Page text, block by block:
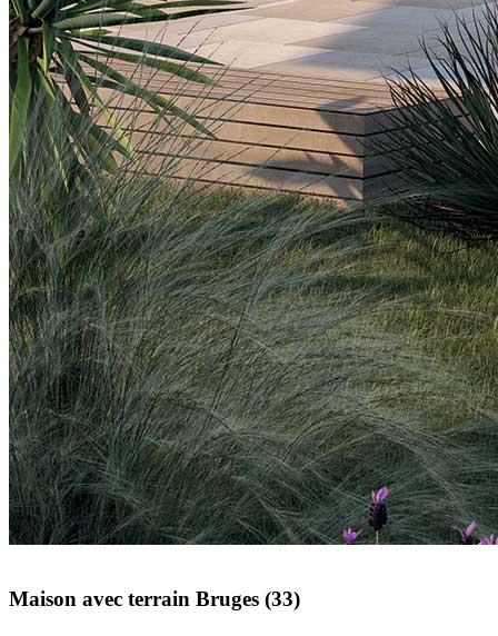
Maison avec terrain Bruges (33)